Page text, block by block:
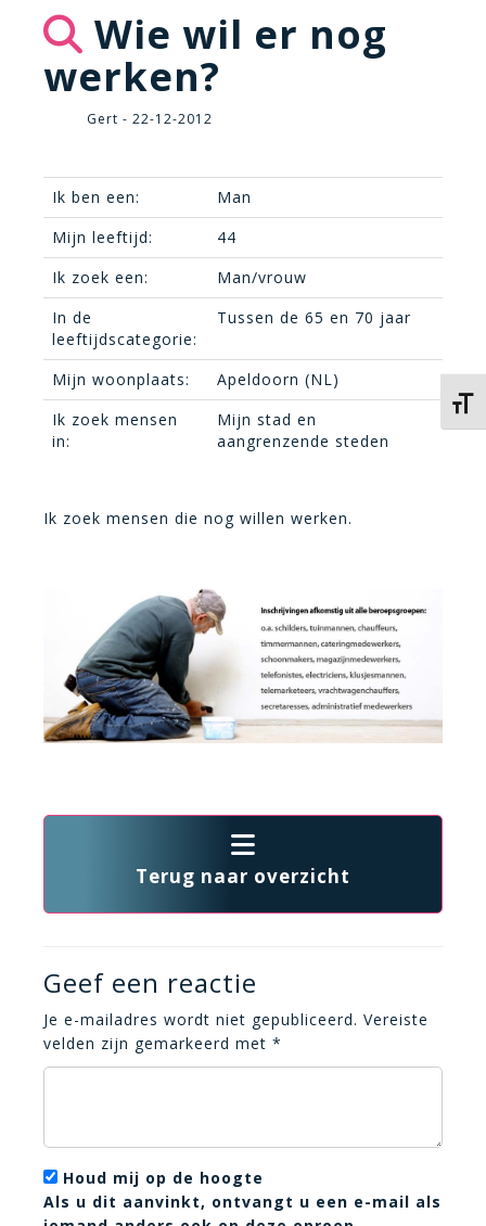
Wie wil er nog
werken?
Gert - 22-12-2012
Ik ben een:
Man
Mijn leeftijd:
44
Ik zoek een:
Man/vrouw
In de
leeftijdscategorie:
Tussen de 65 en 70 jaar
Mijn woonplaats:
Apeldoorn (NL)
Ik zoek mensen
in:
Mijn stad en
aangrenzende steden
Ik zoek mensen die nog willen werken.
Terug naar overzicht
Geef een reactie
Je e-mailadres wordt niet gepubliceerd. Vereiste
velden zijn gemarkeerd met *
Houd mij op de hoogte
Als u dit aanvinkt, ontvangt u een e-mail als